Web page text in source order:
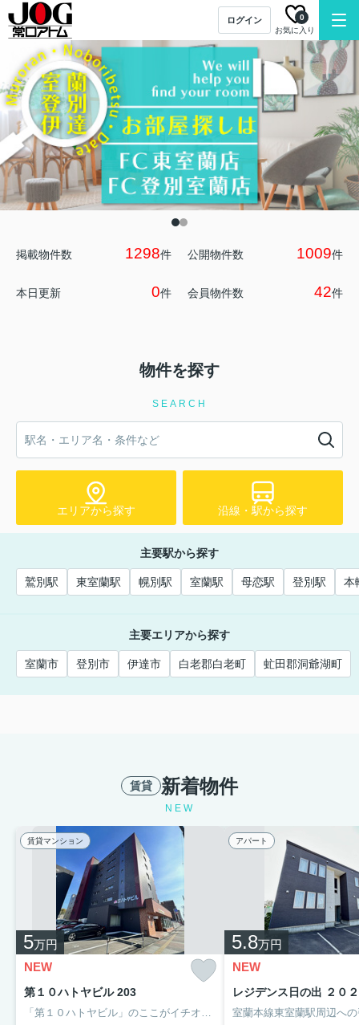
ログイン
お気に入り
0
掲載物件数 1298件 公開物件数 1009件
本日更新 0件 会員物件数 42件
物件を探す
SEARCH
エリアから探す 沿線・駅から探す
主要駅から探す
鷲別駅 東室蘭駅 幌別駅 室蘭駅 母恋駅 登別駅 本
主要エリアから探す
室蘭市 登別市 伊達市 白老郡白老町 虻田郡洞爺湖町
賃貸 新着物件
NEW
賃貸マンション
5万円
NEW
第１０ハトヤビル 203
「第１０ハトヤビル」のここがイチオシ。セイコーマート 室蘭知利別店まで徒歩4分と近場にコンビニがあるのもポイント。収納はシューズボックス・全居室収納などが備え付けられているので、衣類や日用品の収納に重宝します。化粧品や洗面道具といった小物をまとめてスッキリ収納できる洗面化粧台が付いております。
アパート
5.8万円
NEW
レジデンス日の出 ２０２